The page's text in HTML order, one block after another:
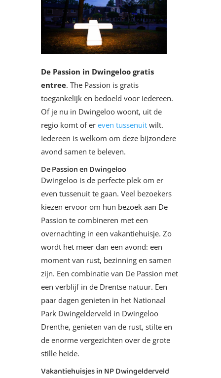
De Passion in Dwingeloo gratis
entree. The Passion is gratis
toegankelijk en bedoeld voor iedereen.
Of je nu in Dwingeloo woont, uit de
regio komt of er even tussenuitwilt.
Iedereen is welkom om deze bijzondere
avond samen te beleven.
De Passion en Dwingeloo
Dwingeloo is de perfecte plek om er
even tussenuit te gaan. Veel bezoekers
kiezen ervoor om hun bezoek aan De
Passion te combineren met een
overnachting in een vakantiehuisje. Zo
wordt het meer dan een avond: een
moment van rust, bezinning en samen
zijn. Een combinatie van De Passion met
een verblijf in de Drentse natuur. Een
paar dagen genieten in het Nationaal
Park Dwingelderveld in Dwingeloo
Drenthe, genieten van de rust, stilte en
de enorme vergezichten over de grote
stille heide.
Vakantiehuisjes in NP Dwingelderveld